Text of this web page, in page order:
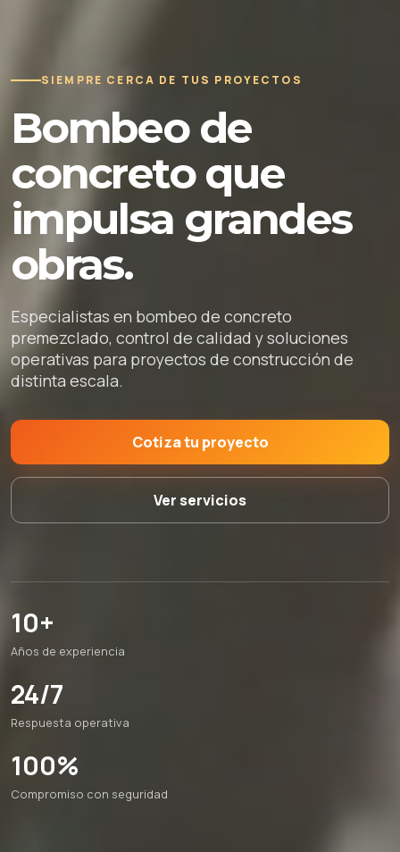
SIEMPRE CERCA DE TUS PROYECTOS
Bombeo de
concreto que
impulsa grandes
obras.
Especialistas en bombeo de concreto
premezclado, control de calidad y soluciones
operativas para proyectos de construcción de
distinta escala.
Cotiza tu proyecto
Ver servicios
10+
Años de experiencia
24/7
Respuesta operativa
100%
Compromiso con seguridad